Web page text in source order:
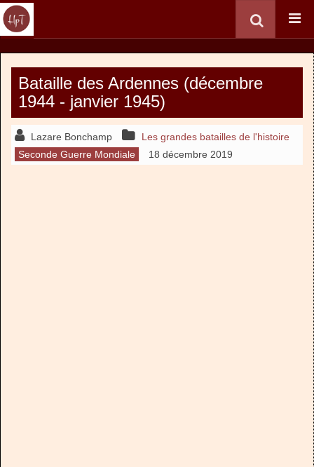
Bataille des Ardennes (décembre
1944 - janvier 1945)
Lazare Bonchamp
Les grandes batailles de l'histoire
Seconde Guerre Mondiale
18 décembre 2019